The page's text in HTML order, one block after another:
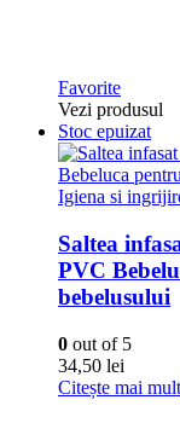
Favorite
Vezi produsul
Stoc epuizat
Igiena si
Saltea
PVC
bebelusului
0 out of 5
34,50 lei
Citește mai mult